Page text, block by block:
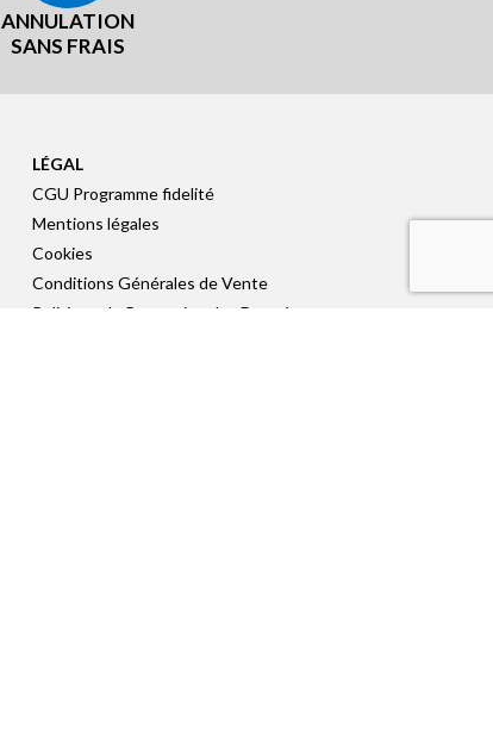
ANNULATION
SANS FRAIS
LÉGAL
CGU Programme fidelité
Mentions légales
Cookies
Conditions Générales de Vente
Politique de Protection des Données